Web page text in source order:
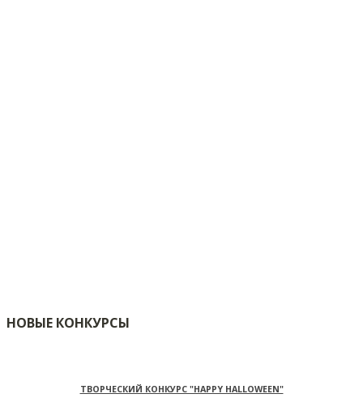
НОВЫЕ КОНКУРСЫ
ТВОРЧЕСКИЙ КОНКУРС "HAPPY HALLOWEEN"